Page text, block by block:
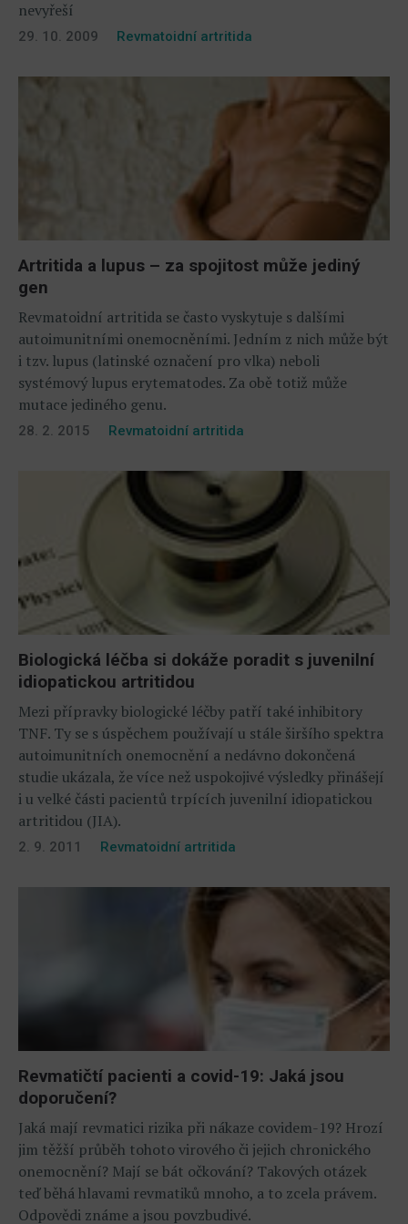
nevyřeší
29. 10. 2009 Revmatoidní artritida
Artritida a lupus – za spojitost může jediný
gen
Revmatoidní artritida se často vyskytuje s dalšími
autoimunitními onemocněními. Jedním z nich může být
i tzv. lupus (latinské označení pro vlka) neboli
systémový lupus erytematodes. Za obě totiž může
mutace jediného genu.
28. 2. 2015 Revmatoidní artritida
Biologická léčba si dokáže poradit s juvenilní
idiopatickou artritidou
Mezi přípravky biologické léčby patří také inhibitory
TNF. Ty se s úspěchem používají u stále širšího spektra
autoimunitních onemocnění a nedávno dokončená
studie ukázala, že více než uspokojivé výsledky přinášejí
i u velké části pacientů trpících juvenilní idiopatickou
artritidou (JIA).
2. 9. 2011 Revmatoidní artritida
Revmatičtí pacienti a covid-19: Jaká jsou
doporučení?
Jaká mají revmatici rizika při nákaze covidem-19? Hrozí
jim těžší průběh tohoto virového či jejich chronického
onemocnění? Mají se bát očkování? Takových otázek
teď běhá hlavami revmatiků mnoho, a to zcela právem.
Odpovědi známe a jsou povzbudivé.